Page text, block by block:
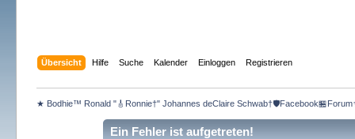
Übersicht Hilfe Suche Kalender Einloggen Registrieren
★ Bodhie™ Ronald "🎸Ronnie†" Johannes deClaire
Ein Fehler ist aufgetreten!